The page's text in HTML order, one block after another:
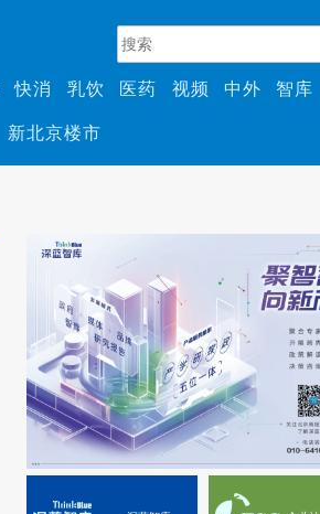
快消 乳饮 医药 视频 中外 智库
新北京楼市